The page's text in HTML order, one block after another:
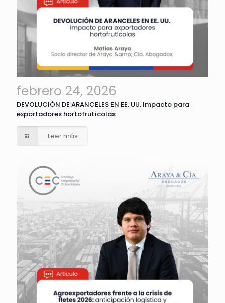
febrero 24, 2026
DEVOLUCIÓN DE ARANCELES EN EE. UU. Impacto para
exportadores hortofrutícolas
Leer más